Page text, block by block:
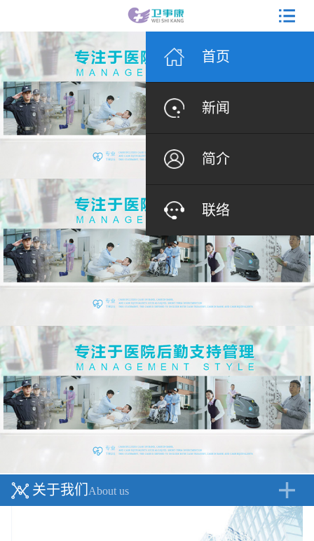
首页
新闻
简介
联络
关于我们 About us